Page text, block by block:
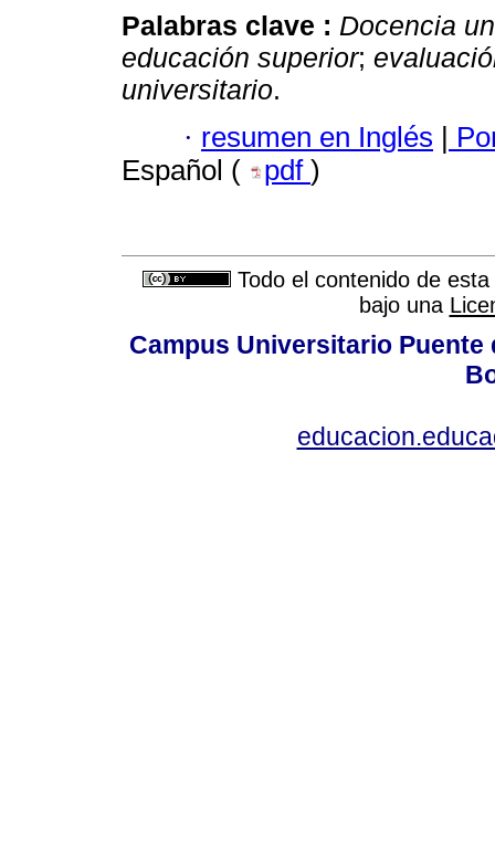
Palabras clave : Docencia
educación superior;
universitario.
· resumen en Inglés |
Español (
pdf )
Todo el contenido de
bajo una
Campus Universitario Puente